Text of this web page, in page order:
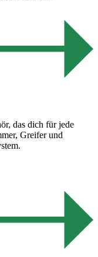
das dich für jede
Greifer und